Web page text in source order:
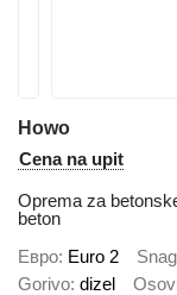
Howo
Cena na upit
Oprema za
beton
Евро Euro 2
Gorivo dizel